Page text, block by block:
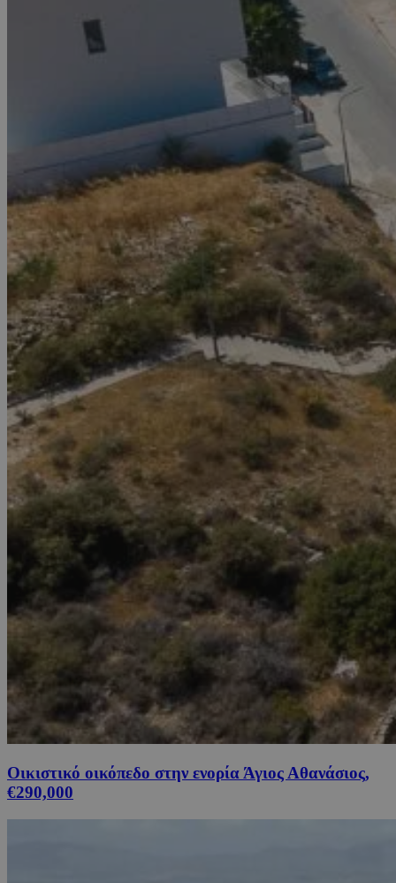
Οικιστικό οικόπεδο στην ενορία Άγιος Αθανάσιος,
€290,000